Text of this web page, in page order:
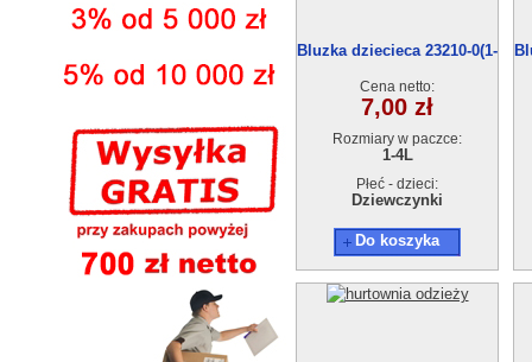
Bluzka dziecieca 23210-0(1-
Cena netto:
7,00 zł
Rozmiary w paczce:
1-4L
Płeć - dzieci:
Dziewczynki
Do koszyka